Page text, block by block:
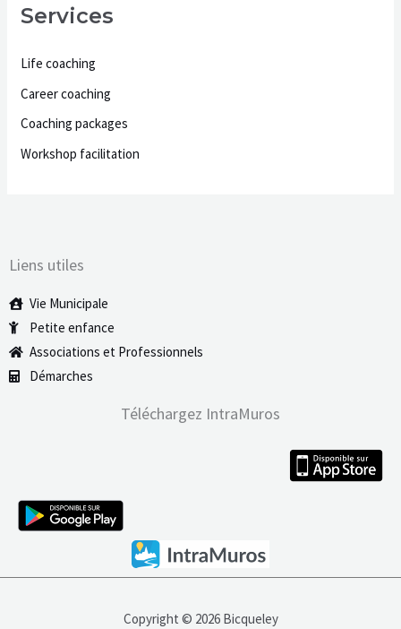
Services
Life coaching
Career coaching
Coaching packages
Workshop facilitation
Liens utiles
Vie Municipale
Petite enfance
Associations et Professionnels
Démarches
Téléchargez IntraMuros
Copyright © 2026 Bicqueley